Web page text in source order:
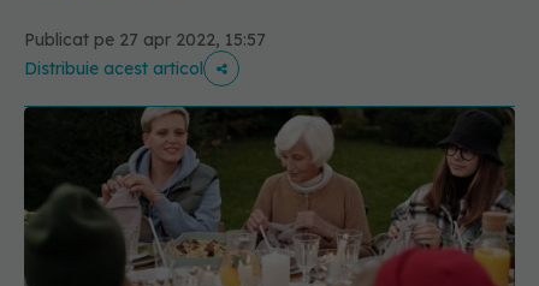
Publicat pe 27 apr 2022, 15:57
Distribuie acest articol